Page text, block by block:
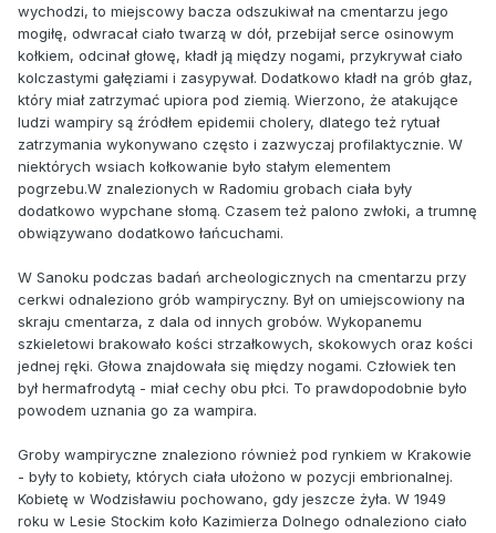
wychodzi, to miejscowy bacza odszukiwał na cmentarzu jego
mogiłę, odwracał ciało twarzą w dół, przebijał serce osinowym
kołkiem, odcinał głowę, kładł ją między nogami, przykrywał ciało
kolczastymi gałęziami i zasypywał. Dodatkowo kładł na grób głaz,
który miał zatrzymać upiora pod ziemią. Wierzono, że atakujące
ludzi wampiry są źródłem epidemii cholery, dlatego też rytuał
zatrzymania wykonywano często i zazwyczaj profilaktycznie. W
niektórych wsiach kołkowanie było stałym elementem
pogrzebu.W znalezionych w Radomiu grobach ciała były
dodatkowo wypchane słomą. Czasem też palono zwłoki, a trumnę
obwiązywano dodatkowo łańcuchami.
W Sanoku podczas badań archeologicznych na cmentarzu przy
cerkwi odnaleziono grób wampiryczny. Był on umiejscowiony na
skraju cmentarza, z dala od innych grobów. Wykopanemu
szkieletowi brakowało kości strzałkowych, skokowych oraz kości
jednej ręki. Głowa znajdowała się między nogami. Człowiek ten
był hermafrodytą - miał cechy obu płci. To prawdopodobnie było
powodem uznania go za wampira.
Groby wampiryczne znaleziono również pod rynkiem w Krakowie
- były to kobiety, których ciała ułożono w pozycji embrionalnej.
Kobietę w Wodzisławiu pochowano, gdy jeszcze żyła. W 1949
roku w Lesie Stockim koło Kazimierza Dolnego odnaleziono ciało